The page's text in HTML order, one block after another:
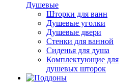
Душевые
Шторки для ванн
Душевые уголки
Душевые двери
Стенки для ванной
Сиденья для душа
Комплектующие для
душевых шторок